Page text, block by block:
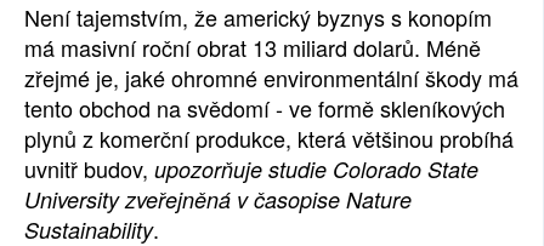
PLNÁ VERZE STRÁNEK
Není tajemstvím, že americký byznys s konopím
má masivní roční obrat 13 miliard dolarů. Méně
zřejmé je, jaké ohromné environmentální škody má
tento obchod na svědomí - ve formě skleníkových
plynů z komerční produkce, která většinou probíhá
uvnitř budov, upozorňuje studie Colorado State
University zveřejněná v časopise Nature
Sustainability.